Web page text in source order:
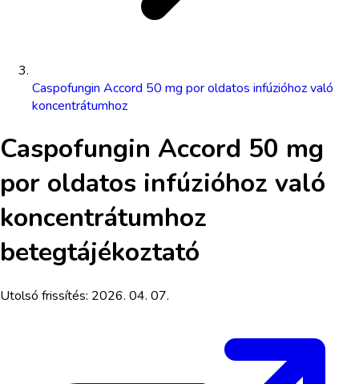
Caspofungin Accord 50 mg por oldatos infúzióhoz való
koncentrátumhoz
Caspofungin Accord 50 mg
por oldatos infúzióhoz való
koncentrátumhoz
betegtájékoztató
Utolsó frissítés: 2026. 04. 07.